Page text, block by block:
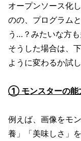
オープンソース化
のの、プログラム
う…？みたいな方も
そうした場合は、
ように変わるか試
① モンスターの能
例えば、画像をモ
養」「美味しさ」